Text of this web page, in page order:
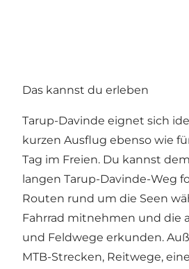
Das kannst du erleben
Tarup-Davinde eignet sich
kurzen Ausflug ebenso wie
Tag im Freien. Du kannst
langen Tarup-Davinde-Weg
Routen rund um die Seen
Fahrrad mitnehmen und die
und Feldwege erkunden.
MTB-Strecken, Reitwege,